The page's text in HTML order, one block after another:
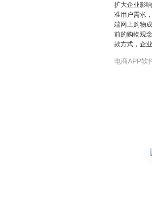
扩大企业影
准用户需求
端网上购物
前的购物观
款方式，企
电商APP软